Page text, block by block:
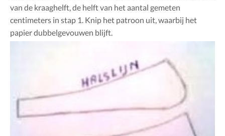
van de kraaghelft, de helft van het aantal gemeten
centimeters in stap 1. Knip het patroon uit, waarbij het
papier dubbelgevouwen blijft.